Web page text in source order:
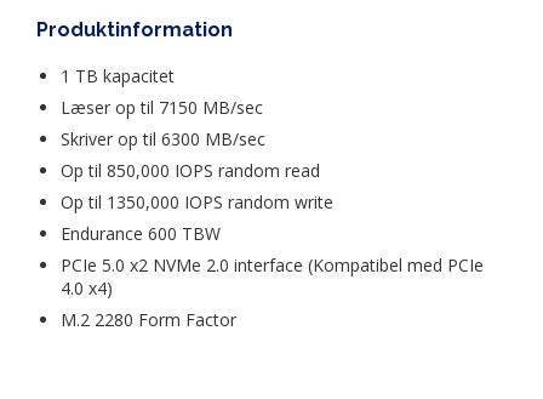
Produktinformation
1 TB kapacitet
Læser op til 7150 MB/sec
Skriver op til 6300 MB/sec
Op til 850,000 IOPS random read
Op til 1350,000 IOPS random write
Endurance 600 TBW
PCIe 5.0 x2 NVMe 2.0 interface (Kompatibel med PCIe
4.0 x4)
M.2 2280 Form Factor